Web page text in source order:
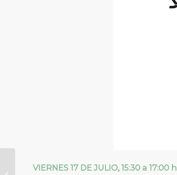
VIERNES 17 DE JULIO, 15:30 a 17:00 h
población de